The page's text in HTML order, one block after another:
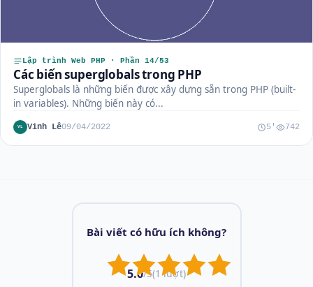
Lập trình Web PHP · Phần 14/53
Các biến superglobals trong PHP
Superglobals là những biến được xây dựng sẵn trong PHP (built-
in variables). Những biến này có...
VL Vinh Lê09/04/2022 5' 742
Bài viết có hữu ích không?
5.0/5(1 lượt)